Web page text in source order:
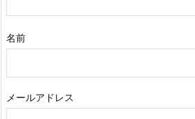
名前
メールアドレス